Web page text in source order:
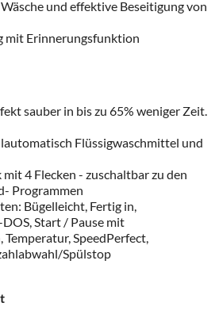
und effektive Beseitigung von
mit Erinnerungsfunktion
sauber in bis zu 65% weniger Zeit.
Flüssigwaschmittel und
4 Flecken - zuschaltbar zu den
Programmen
Bügelleicht, Fertig in,
Start / Pause mit
SpeedPerfect,
Spülstop